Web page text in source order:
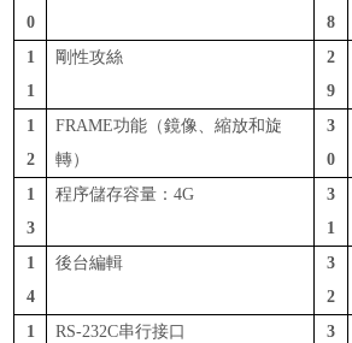
0
8
1
1
剛性攻絲
2
9
1
2
FRAME功能（鏡像、縮放和旋
轉）
3
0
1
3
程序儲存容量：4G
3
1
1
4
後台編輯
3
2
1
RS-232C串行接口
3